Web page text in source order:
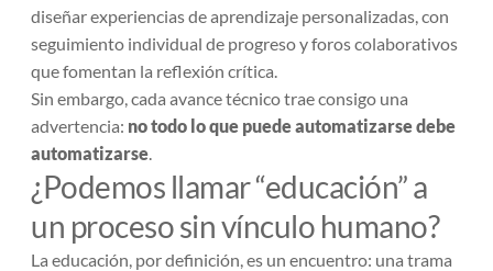
diseñar experiencias de aprendizaje personalizadas, con
seguimiento individual de progreso y foros colaborativos
que fomentan la reflexión crítica.
Sin embargo, cada avance técnico trae consigo una
advertencia: no todo lo que puede automatizarse debe
automatizarse.
¿Podemos llamar “educación” a
un proceso sin vínculo humano?
La educación, por definición, es un encuentro: una trama